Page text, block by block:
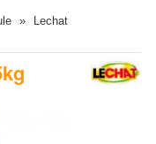
Lechat